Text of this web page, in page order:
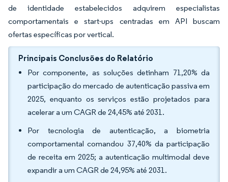
de identidade estabelecidos adquirem especialistas
comportamentais e start-ups centradas em API buscam
ofertas específicas por vertical.
Principais Conclusões do Relatório
Por componente, as soluções detinham 71,20% da
participação do mercado de autenticação passiva em
2025, enquanto os serviços estão projetados para
acelerar a um CAGR de 24,45% até 2031.
Por tecnologia de autenticação, a biometria
comportamental comandou 37,40% da participação
de receita em 2025; a autenticação multimodal deve
expandir a um CAGR de 24,95% até 2031.